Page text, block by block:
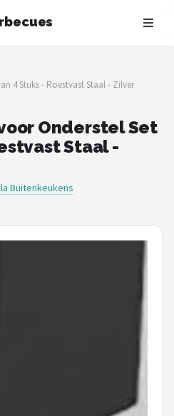
4 Stuks - Roestvast Staal - Zilver
Onderstel Set
Staal -
Buitenkeukens